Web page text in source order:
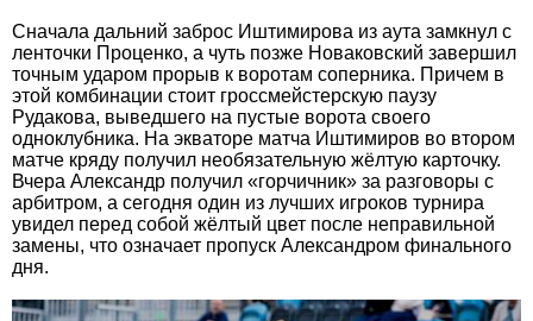
Сначала дальний заброс Иштимирова из аута замкнул с
ленточки Проценко, а чуть позже Новаковский завершил
точным ударом прорыв к воротам соперника. Причем в
этой комбинации стоит гроссмейстерскую паузу
Рудакова, выведшего на пустые ворота своего
одноклубника. На экваторе матча Иштимиров во втором
матче кряду получил необязательную жёлтую карточку.
Вчера Александр получил «горчичник» за разговоры с
арбитром, а сегодня один из лучших игроков турнира
увидел перед собой жёлтый цвет после неправильной
замены, что означает пропуск Александром финального
дня.